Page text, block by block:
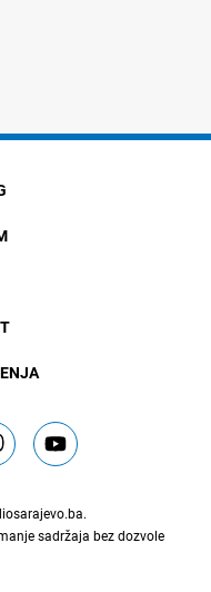
.
sadržaja bez dozvole